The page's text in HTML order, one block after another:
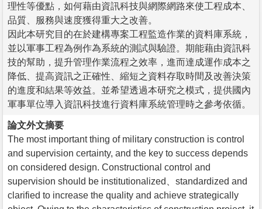
理性等優點，如何藉由資訊科技與網際網路來使工程成本、
品質、服務與速度獲得重大之改善。
因此本研究目的在於建構專案工程監造作業的資料庫系統，
並以軍事工程為例作為系統的測試與驗證。期能藉由資訊科
技的幫助，提升管理作業流程之效率，進而達成運作成本之
降低、提高資訊之正確性、縮短之資料存取時間及改善決策
的進度和結果等效益。並希望透過本研究之模式，提供國內
軍事單位導入資訊科技進行資料庫系統管理時之參考依循。
論文外文摘要
The most important thing of military construction is control
and supervision certainty, and the key to success depends
on considered design. Constructional control and
supervision should be institutionalized、standardized and
clarified to increase the quality and achieve strategically